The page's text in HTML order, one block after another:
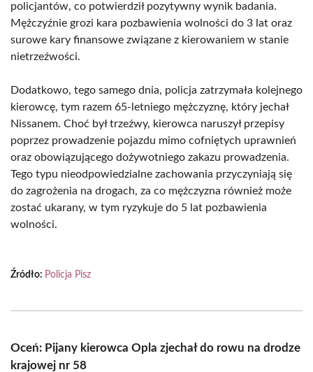
policjantów, co potwierdził pozytywny wynik badania.
Mężczyźnie grozi kara pozbawienia wolności do 3 lat oraz
surowe kary finansowe związane z kierowaniem w stanie
nietrzeźwości.
Dodatkowo, tego samego dnia, policja zatrzymała kolejnego
kierowcę, tym razem 65-letniego mężczyznę, który jechał
Nissanem. Choć był trzeźwy, kierowca naruszył przepisy
poprzez prowadzenie pojazdu mimo cofniętych uprawnień
oraz obowiązującego dożywotniego zakazu prowadzenia.
Tego typu nieodpowiedzialne zachowania przyczyniają się
do zagrożenia na drogach, za co mężczyzna również może
zostać ukarany, w tym ryzykuje do 5 lat pozbawienia
wolności.
Źródło: Policja Pisz
Oceń: Pijany kierowca Opla zjechał do rowu na drodze
krajowej nr 58